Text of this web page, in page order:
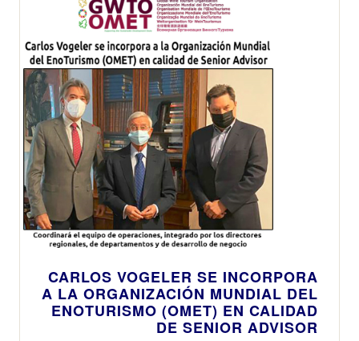
CARLOS VOGELER SE INCORPORA
A LA ORGANIZACIÓN MUNDIAL DEL
ENOTURISMO (OMET) EN CALIDAD
DE SENIOR ADVISOR